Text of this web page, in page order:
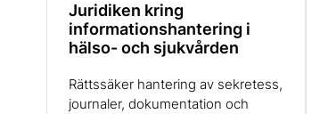
Juridiken kring
informationshantering i
hälso- och sjukvården
Rättssäker hantering av sekretess,
journaler, dokumentation och